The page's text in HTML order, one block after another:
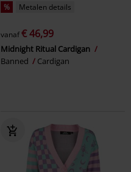
% Metalen details
vanaf€ 46,99
Midnight Ritual Cardigan
Banned
Cardigan